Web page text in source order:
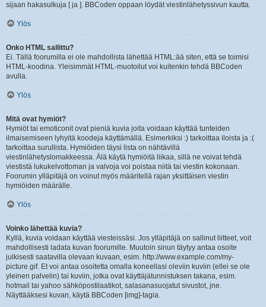
sijaan hakasulkuja [ ja ]. BBCoden oppaan löydät viestinlähetyssivun kautta.
Ylös
Onko HTML sallittu?
Ei. Tällä foorumilla ei ole mahdollista lähettää HTML:ää siten, että se toimisi
HTML-koodina. Yleisimmät HTML-muotoilut voi kuitenkin tehdä BBCoden
avulla.
Ylös
Mitä ovat hymiöt?
Hymiöt tai emoticonit ovat pieniä kuvia joita voidaan käyttää tunteiden
ilmaisemiseen lyhyitä koodeja käyttämällä. Esimerkiksi :) tarkoittaa iloista ja :(
tarkoittaa surullista. Hymiöiden täysi lista on nähtävillä
viestinlähetyslomakkeessa. Älä käytä hymiöitä liikaa, sillä ne voivat tehdä
viestistä lukukelvottoman ja valvoja voi poistaa niitä tai viestin kokonaan.
Foorumin ylläpitäjä on voinut myös määritellä rajan yksittäisen viestin
hymiöiden määrälle.
Ylös
Voinko lähettää kuvia?
Kyllä, kuvia voidaan käyttää viesteissäsi. Jos ylläpitäjä on sallinut liitteet, voit
mahdollisesti ladata kuvan foorumille. Muutoin sinun täytyy antaa osoite
julkisesti saatavilla olevaan kuvaan, esim. http://www.example.com/my-
picture.gif. Et voi antaa osoitetta omalla koneellasi oleviin kuviin (ellei se ole
yleinen palvelin) tai kuviin, jotka ovat käyttäjätunnistuksen takana, esim.
hotmail tai yahoo sähköpostilaatikot, salasanasuojatut sivustot, jne.
Näyttääksesi kuvan, käytä BBCoden [img]-tagia.